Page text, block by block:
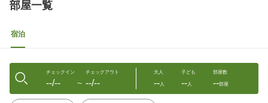
部屋一覧
宿泊
チェックイン
--/-- 〜
チェックアウト
--/--
大人
--人
子ども
--人
部屋数
--部屋